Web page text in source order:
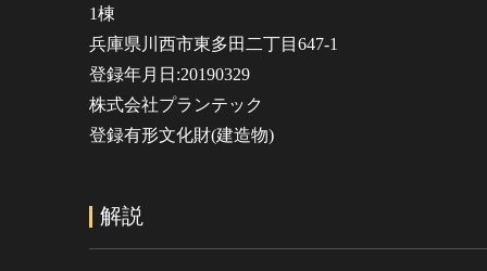
1棟
兵庫県川西市東多田二丁目647-1
登録年月日:20190329
株式会社プランテック
登録有形文化財(建造物)
解説